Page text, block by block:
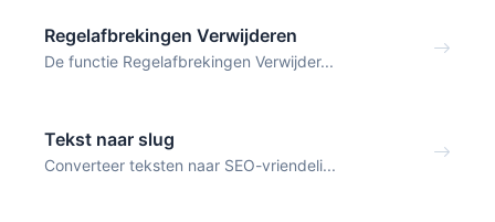
Regelafbrekingen Verwijderen
De functie Regelafbrekingen Verwijder...
Tekst naar slug
Converteer teksten naar SEO-vriendeli...